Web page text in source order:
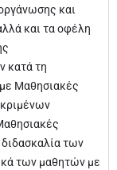
και
και τα οφέλη
κατά τη
Μαθησιακές
των
των μαθητών με